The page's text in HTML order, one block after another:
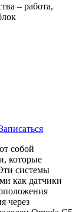
– работа,
собой
которые
системы
как датчики
через